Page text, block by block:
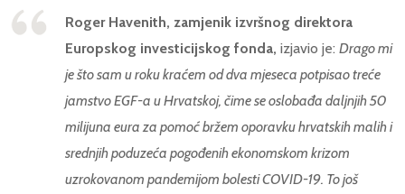
Roger Havenith, zamjenik izvršnog direktora
Europskog investicijskog fonda, izjavio je: Drago mi
je što sam u roku kraćem od dva mjeseca potpisao treće
jamstvo EGF-a u Hrvatskoj, čime se oslobađa daljnjih 50
milijuna eura za pomoć bržem oporavku hrvatskih malih i
srednjih poduzeća pogođenih ekonomskom krizom
uzrokovanom pandemijom bolesti COVID-19. To još